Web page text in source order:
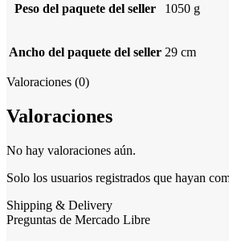
Peso del paquete del seller 1050 g
Ancho del paquete del seller 29 cm
Valoraciones (0)
Valoraciones
No hay valoraciones aún.
Solo los usuarios registrados que hayan
Shipping & Delivery
Preguntas de Mercado Libre